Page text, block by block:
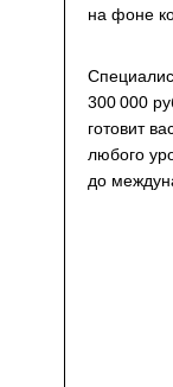
на фоне
300 000
готовит
любого
до